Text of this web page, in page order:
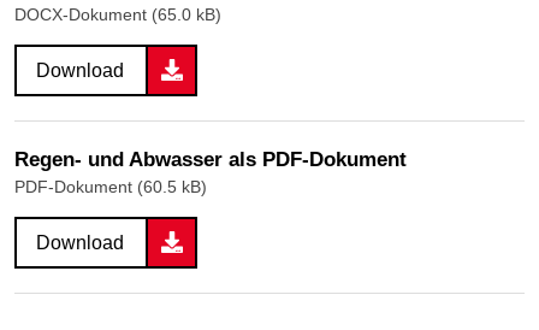
DOCX-Dokument (65.0 kB)
Download
Regen- und Abwasser als PDF-Dokument
PDF-Dokument (60.5 kB)
Download